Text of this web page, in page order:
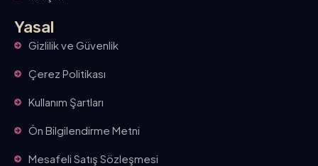
Yasal
Gizlilik ve Güvenlik
Çerez Politikası
Kullanım Şartları
Ön Bilgilendirme Metni
Mesafeli Satış Sözleşmesi